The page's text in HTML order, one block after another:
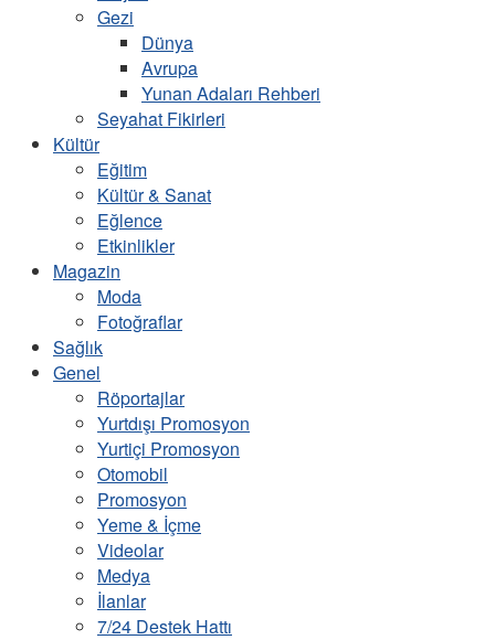
Gezi
Dünya
Avrupa
Yunan Adaları Rehberi
Seyahat Fikirleri
Kültür
Eğitim
Kültür & Sanat
Eğlence
Etkinlikler
Magazin
Moda
Fotoğraflar
Sağlık
Genel
Röportajlar
Yurtdışı Promosyon
Yurtiçi Promosyon
Otomobil
Promosyon
Yeme & İçme
Videolar
Medya
İlanlar
7/24 Destek Hattı